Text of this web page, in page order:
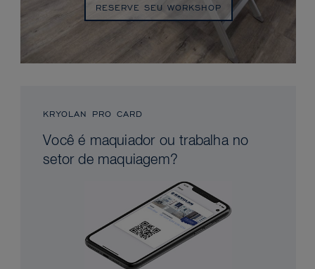
RESERVE SEU WORKSHOP
KRYOLAN PRO CARD
Você é maquiador ou trabalha no
setor de maquiagem?